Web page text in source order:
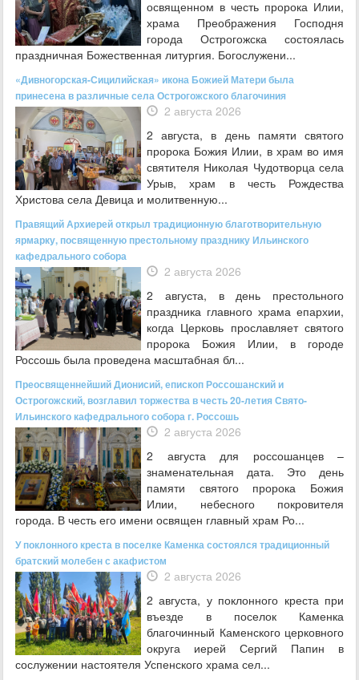
освященном в честь пророка Илии,
храма Преображения Господня
города Острогожска состоялась
праздничная Божественная литургия. Богослужени...
«Дивногорская-Сицилийская» икона Божией Матери была
принесена в различные села Острогожского благочиния
2 августа 2026
2 августа, в день памяти святого
пророка Божия Илии, в храм во имя
святителя Николая Чудотворца села
Урыв, храм в честь Рождества
Христова села Девица и молитвенную...
Правящий Архиерей открыл традиционную благотворительную
ярмарку, посвященную престольному празднику Ильинского
кафедрального собора
2 августа 2026
2 августа, в день престольного
праздника главного храма епархии,
когда Церковь прославляет святого
пророка Божия Илии, в городе
Россошь была проведена масштабная бл...
Преосвященнейший Дионисий, епископ Россошанский и
Острогожский, возглавил торжества в честь 20-летия Свято-
Ильинского кафедрального собора г. Россошь
2 августа 2026
2 августа для россошанцев –
знаменательная дата. Это день
памяти святого пророка Божия
Илии, небесного покровителя
города. В честь его имени освящен главный храм Ро...
У поклонного креста в поселке Каменка состоялся традиционный
братский молебен с акафистом
2 августа 2026
2 августа, у поклонного креста при
въезде в поселок Каменка
благочинный Каменского церковного
округа иерей Сергий Папин в
сослужении настоятеля Успенского храма сел...